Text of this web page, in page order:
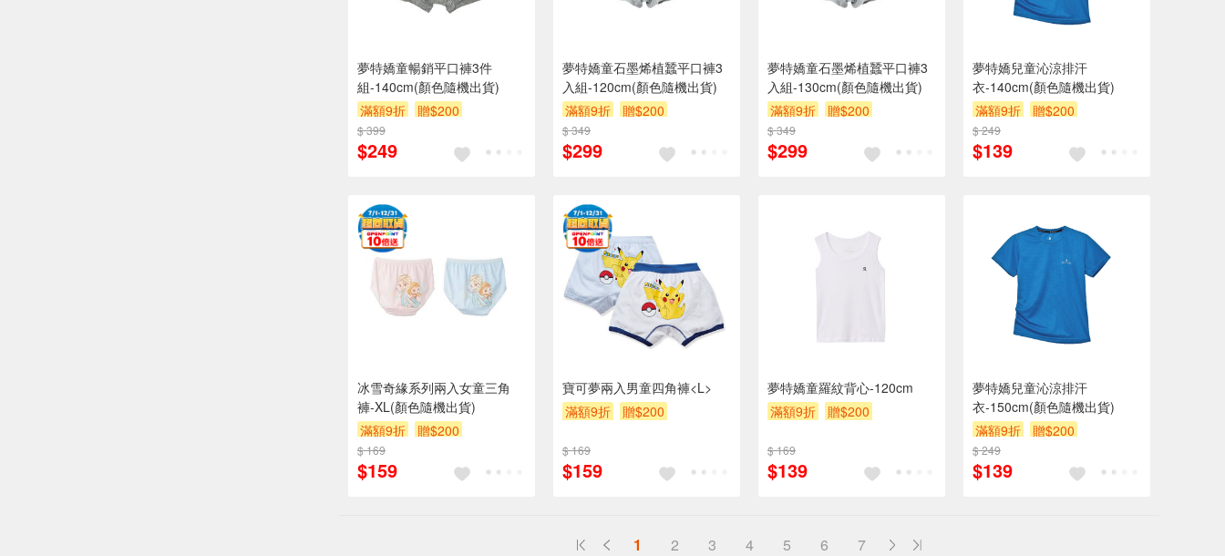
夢特嬌童暢銷平口褲3件
組-140cm(顏色隨機出貨)
滿額9折
贈$200
$ 399
$249
夢特嬌童石墨烯植蠶平口褲3
入組-120cm(顏色隨機出貨)
滿額9折
贈$200
$ 349
$299
夢特嬌童石墨烯植蠶平口褲3
入組-130cm(顏色隨機出貨)
滿額9折
贈$200
$ 349
$299
夢特嬌兒童沁涼排汗
衣-140cm(顏色隨機出貨)
滿額9折
贈$200
$ 249
$139
冰雪奇緣系列兩入女童三角
褲-XL(顏色隨機出貨)
滿額9折
贈$200
$ 169
$159
寶可夢兩入男童四角褲<L>
滿額9折
贈$200
$ 169
$159
夢特嬌童羅紋背心-120cm
滿額9折
贈$200
$ 169
$139
夢特嬌兒童沁涼排汗
衣-150cm(顏色隨機出貨)
滿額9折
贈$200
$ 249
$139
1 2 3 4 5 6 7